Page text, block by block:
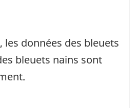
les données des bleuets
bleuets nains sont